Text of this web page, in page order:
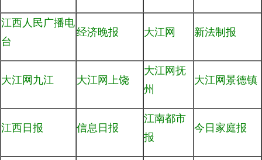
江西人民广播电
台
经济晚报 大江网 新法制报
大江网九江 大江网上饶
大江网抚
州
大江网景德镇
江西日报 信息日报
江南都市
报
今日家庭报